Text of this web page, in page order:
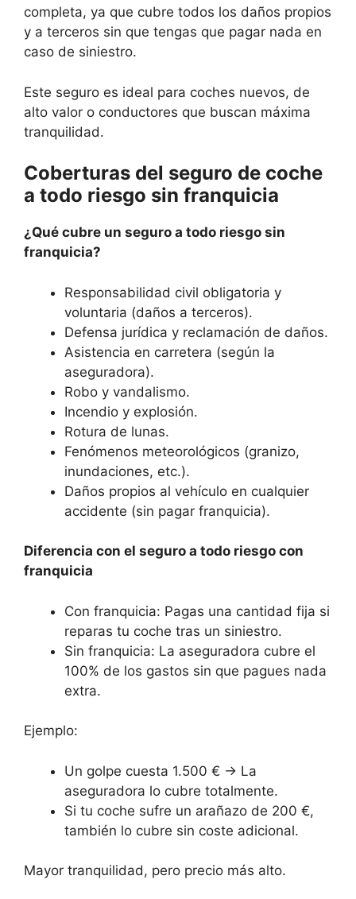
completa, ya que cubre todos los daños propios
y a terceros sin que tengas que pagar nada en
caso de siniestro.
Este seguro es ideal para coches nuevos, de
alto valor o conductores que buscan máxima
tranquilidad.
Coberturas del seguro de coche
a todo riesgo sin franquicia
¿Qué cubre un seguro a todo riesgo sin
franquicia?
Responsabilidad civil obligatoria y
voluntaria (daños a terceros).
Defensa jurídica y reclamación de daños.
Asistencia en carretera (según la
aseguradora).
Robo y vandalismo.
Incendio y explosión.
Rotura de lunas.
Fenómenos meteorológicos (granizo,
inundaciones, etc.).
Daños propios al vehículo en cualquier
accidente (sin pagar franquicia).
Diferencia con el seguro a todo riesgo con
franquicia
Con franquicia: Pagas una cantidad fija si
reparas tu coche tras un siniestro.
Sin franquicia: La aseguradora cubre el
100% de los gastos sin que pagues nada
extra.
Ejemplo:
Un golpe cuesta 1.500 € → La
aseguradora lo cubre totalmente.
Si tu coche sufre un arañazo de 200 €,
también lo cubre sin coste adicional.
Mayor tranquilidad, pero precio más alto.